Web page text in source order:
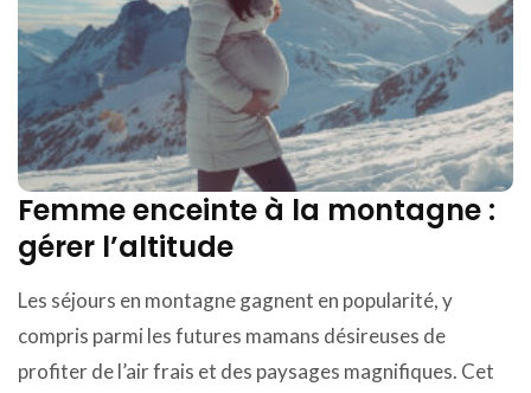
Femme enceinte à la montagne :
gérer l’altitude
Les séjours en montagne gagnent en popularité, y
compris parmi les futures mamans désireuses de
profiter de l’air frais et des paysages magnifiques. Cet